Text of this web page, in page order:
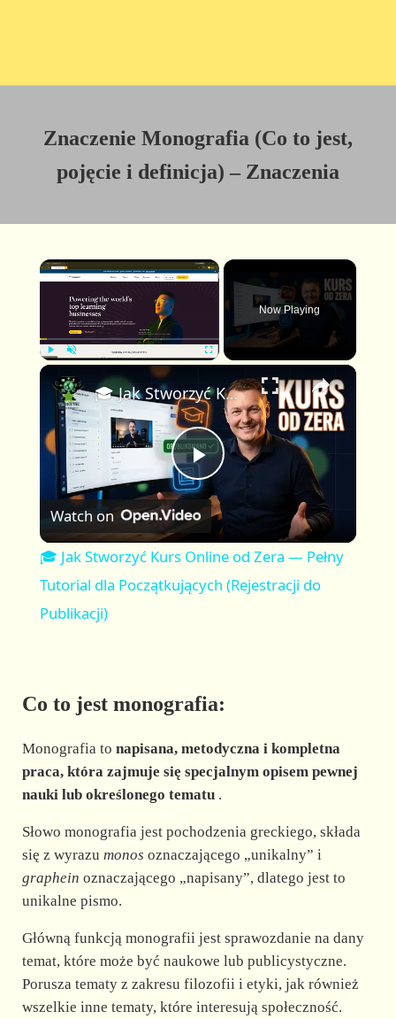
Znaczenie Monografia (Co to jest,
pojęcie i definicja) – Znaczenia
×
y
n
m
u
t
e
u
l
l
s
c
r
e
Now Playing
×
P
l
a
V
i
d
e
🎓 Jak Stworzyć Kurs Online od Zera — Pełny Tutorial dla Początkujących (Rejestracji do Publikacji)
Watch on
🎓 Jak Stworzyć Kurs Online od Zera — Pełny
Tutorial dla Początkujących (Rejestracji do
Publikacji)
Co to jest monografia:
Monografia to napisana, metodyczna i kompletna
praca, która zajmuje się specjalnym opisem pewnej
nauki lub określonego tematu.
Słowo monografia jest pochodzenia greckiego, składa
się z wyrazu monos oznaczającego „unikalny” i
graphein oznaczającego „napisany”, dlatego jest to
unikalne pismo.
Główną funkcją monografii jest sprawozdanie na dany
temat, które może być naukowe lub publicystyczne.
Porusza tematy z zakresu filozofii i etyki, jak również
wszelkie inne tematy, które interesują społeczność.